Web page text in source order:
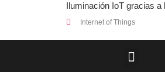
Iluminación IoT gracias a
Internet of Things